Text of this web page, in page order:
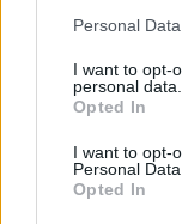
Please note that
not limited to your
grant or deny
use your data for
consent section.
Personal
I want to opt-
personal data.
Opted In
I want to opt-
Personal Data.
Opted In
ΑΣΕΠ: Εξ
μέρες